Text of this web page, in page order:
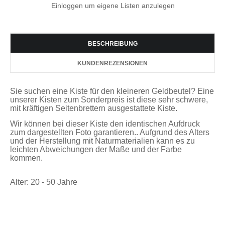
Einloggen um eigene Listen anzulegen
BESCHREIBUNG
KUNDENREZENSIONEN
Sie suchen eine Kiste für den kleineren Geldbeutel? Eine
unserer Kisten zum Sonderpreis ist diese sehr schwere,
mit kräftigen Seitenbrettern ausgestattete Kiste.
Wir können bei dieser Kiste den identischen Aufdruck
zum dargestellten Foto garantieren.. Aufgrund des Alters
und der Herstellung mit Naturmaterialien kann es zu
leichten Abweichungen der Maße und der Farbe
kommen.
Alter: 20 - 50 Jahre